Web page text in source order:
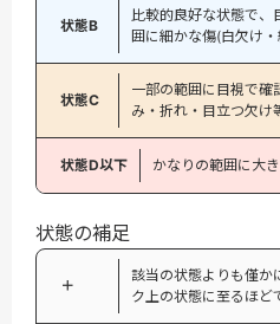
状態B
比較的良好な状態で、
囲に細かな傷(白欠け
状態C
一部の範囲に目視で確
み・折れ・目立つ欠け
状態D以下 かなりの範囲に大
状態の補足
＋
該当の状態よりも僅か
ク上の状態に至るほど